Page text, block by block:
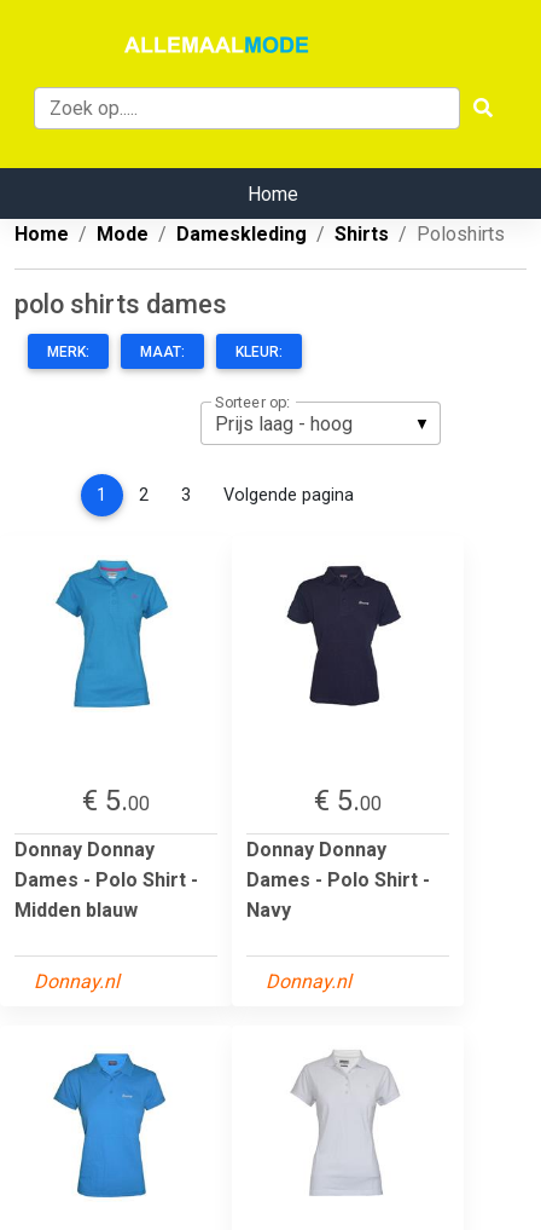
Home
Home
Mode Dameskleding Shirts Poloshirts
polo shirts dames
MERK: MAAT: KLEUR:
Sorteer op:
1 (current)
2 3 Volgende pagina
€ 5.00
Donnay Donnay
Dames - Polo Shirt -
Midden blauw
Donnay.nl
€ 5.00
Donnay Donnay
Dames - Polo Shirt -
Navy
Donnay.nl